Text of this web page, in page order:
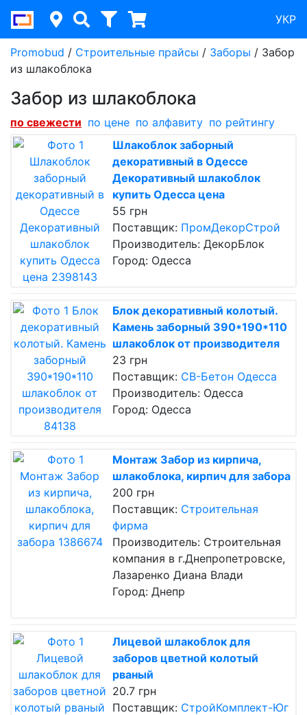
УКР
Promobud / Строительные прайсы / Заборы / Забор
из шлакоблока
Забор из шлакоблока
по cвежести по цене по алфавиту по рейтингу
Шлакоблок заборный
декоративный в Одессе
Декоративный шлакоблок
купить Одесса цена
55 грн
Поставщик: ПромДекорСтрой
Производитель: ДекорБлок
Город: Одесса
Блок декоративный колотый.
Камень заборный 390*190*110
шлакоблок от производителя
23 грн
Поставщик: СВ-Бетон Одесса
Производитель: Одесса
Город: Одесса
Монтаж Забор из кирпича,
шлакоблока, кирпич для забора
200 грн
Поставщик: Строительная
фирма
Производитель: Строительная
компания в г.Днепропетровске,
Лазаренко Диана Влади
Город: Днепр
Лицевой шлакоблок для
заборов цветной колотый
рваный
20.7 грн
Поставщик: СтройКомплект-Юг